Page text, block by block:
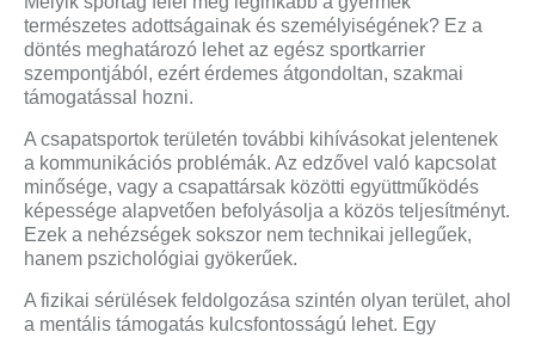
természetes adottságainak és személyiségének? Ez a
döntés meghatározó lehet az egész sportkarrier
szempontjából, ezért érdemes átgondoltan, szakmai
támogatással hozni.
A csapatsportok területén további kihívásokat jelentenek
a kommunikációs problémák. Az edzővel való kapcsolat
minősége, vagy a csapattársak közötti együttműködés
képessége alapvetően befolyásolja a közös teljesítményt.
Ezek a nehézségek sokszor nem technikai jellegűek,
hanem pszichológiai gyökerűek.
A fizikai sérülések feldolgozása szintén olyan terület, ahol
a mentális támogatás kulcsfontosságú lehet. Egy